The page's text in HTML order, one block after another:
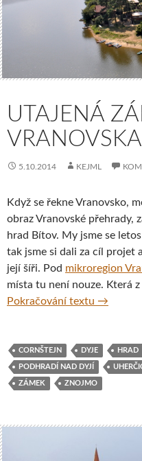
UTAJENÁ
VRANOVSKA
5.10.2014 KEJML
Když se řekne Vranovsko,
obraz Vranovské přehrady,
hrad Bítov. My jsme se
tak jsme si dali za cíl projet
její šíři. Pod mikroregion
místa tu není nouze. Která
Pokračování textu Utajená
→
CORNŠTEJN DYJE HRAD
PODHRADÍ NAD DYJÍ
ZÁMEK ZNOJMO